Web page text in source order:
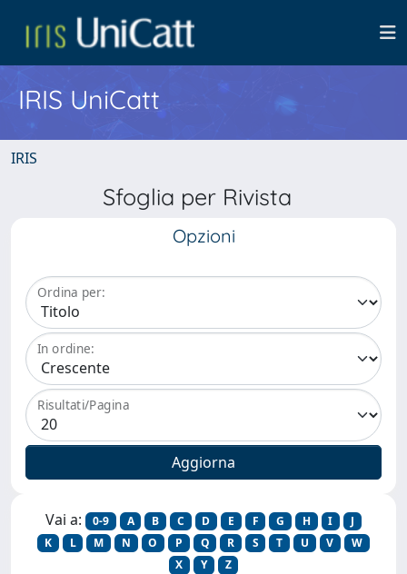
IRIS UniCatt
IRIS
Sfoglia per Rivista
Opzioni
Ordina per:
In ordine:
Risultati/Pagina
Vai a: 0-9 A B C D E F G H I
J
K
L M N O P Q R S T U V
W
X
Y Z